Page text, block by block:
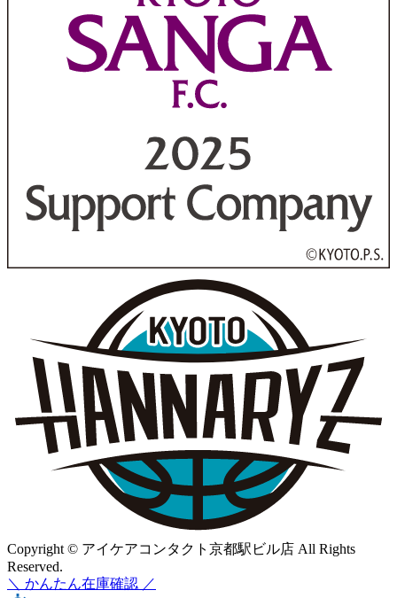
Copyright © アイケアコンタクト京都駅ビル店 All Rights
Reserved.
＼ かんたん在庫確認 ／